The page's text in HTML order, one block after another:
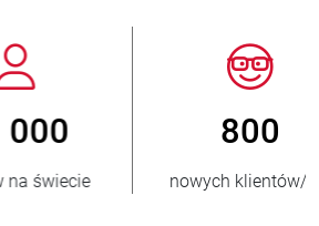
rok
> 3 500 000
sprzedanych jednostek